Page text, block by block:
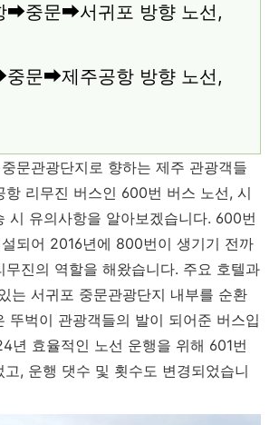
➡중문➡서귀포 방향 노선,
문➡제주공항 방향 노선,
문관광단지로 향하는 제주 관광객들
항 리무진 버스인 600번 버스 노선, 시
시 유의사항을 알아보겠습니다. 600번
설되어 2016년에 800번이 생기기 전까
무진의 역할을 해왔습니다. 주요 호텔과
는 서귀포 중문관광단지 내부를 순환
뚜벅이 관광객들의 발이 되어준 버스입
년 효율적인 노선 운행을 위해 601번
고, 운행 댓수 및 횟수도 변경되었습니